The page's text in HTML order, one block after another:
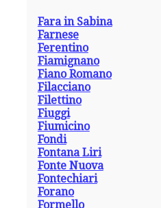
Fara in Sabina
Farnese
Ferentino
Fiamignano
Fiano Romano
Filacciano
Filettino
Fiuggi
Fiumicino
Fondi
Fontana Liri
Fonte Nuova
Fontechiari
Forano
Formello